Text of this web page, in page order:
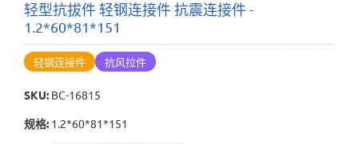
轻型抗拔件 轻钢连接件 抗震连接件 -
1.2*60*81*151
轻钢连接件 抗风拉件
SKU: BC-16815
规格: 1.2*60*81*151